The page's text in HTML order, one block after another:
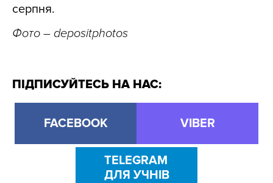
серпня.
Фото – depositphotos
ПІДПИСУЙТЕСЬ НА НАС:
FACEBOOK VIBER
TELEGRAM
ДЛЯ УЧНІВ